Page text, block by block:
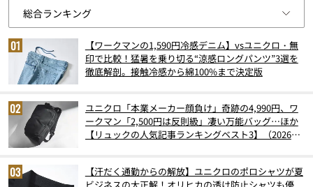
【ワークマンの1,590円冷感デニム】vsユニクロ・無
印で比較！猛暑を乗り切る“涼感ロングパンツ”3選を
徹底解剖。接触冷感から綿100%まで決定版
ユニクロ「本業メーカー顔負け」奇跡の4,990円、ワ
ークマン「2,500円は反則級」凄い万能バッグ…ほか
【リュックの人気記事ランキングベスト3】（2026年
【汗だく通勤からの解放】ユニクロのポロシャツが夏